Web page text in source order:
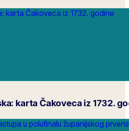
karta Čakoveca iz 1732.